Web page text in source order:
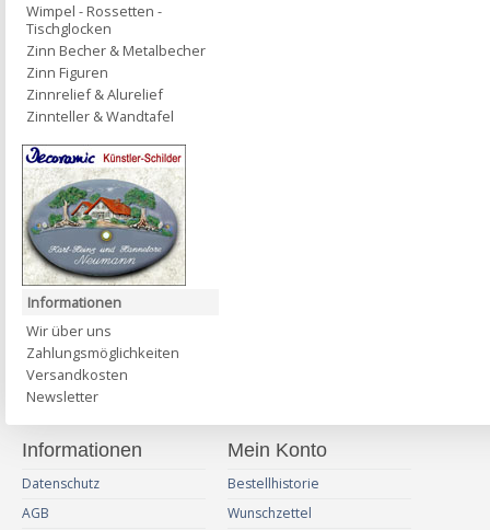
Wimpel - Rossetten -
Tischglocken
Zinn Becher & Metalbecher
Zinn Figuren
Zinnrelief & Alurelief
Zinnteller & Wandtafel
Informationen
Wir über uns
Zahlungsmöglichkeiten
Versandkosten
Newsletter
Informationen
Datenschutz
AGB
Mein Konto
Bestellhistorie
Wunschzettel